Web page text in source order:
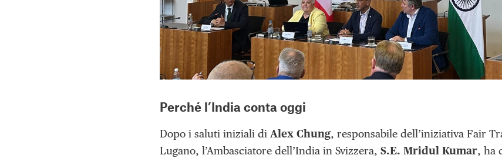
Perché l’India conta oggi
Dopo i saluti iniziali di Alex Chung, responsabile dell’iniziativa Fair
Lugano, l’Ambasciatore dell’India in Svizzera, S.E. Mridul Kumar, ha